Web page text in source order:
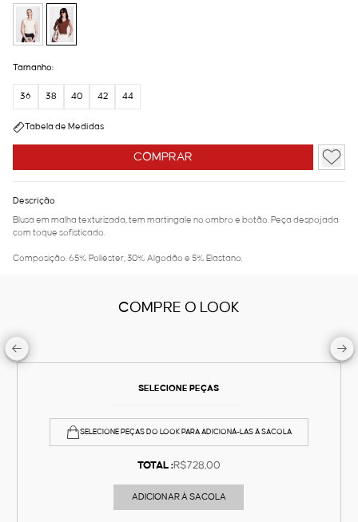
COMPRAR
Tamanho:
36 38 40 42 44
Tabela de Medidas
Descrição
Blusa em malha texturizada, tem martingale no ombro e botão. Peça despojada
com toque sofisticado.
Composição: 65% Poliéster, 30% Algodão e 5% Elastano.
COMPRE O LOOK
SELECIONE PEÇAS
SELECIONE PEÇAS DO LOOK PARA ADICIONÁ-LAS À SACOLA
TOTAL :R$728,00
ADICIONAR À SACOLA